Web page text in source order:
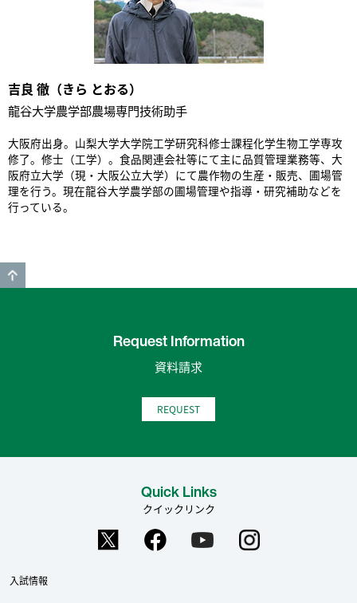
吉良 徹（きら とおる）
龍谷大学農学部農場専門技術助手
大阪府出身。山梨大学大学院工学研究科修士課程化学生物工学専攻
修了。修士（工学）。食品関連会社等にて主に品質管理業務等、大
阪府立大学（現・大阪公立大学）にて農作物の生産・販売、圃場管
理を行う。現在龍谷大学農学部の圃場管理や指導・研究補助などを
行っている。
Request Information
資料請求
REQUEST
Quick Links
クイックリンク
入試情報